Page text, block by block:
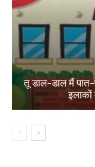
तू डाल-डाल मैं पात-